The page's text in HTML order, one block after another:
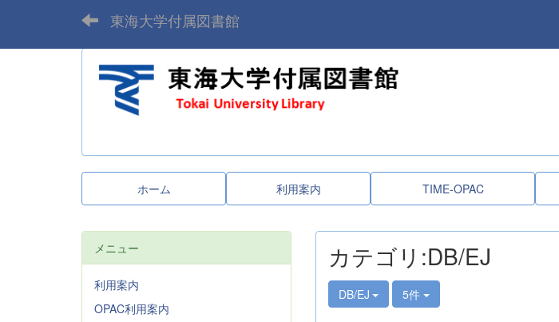
東海大学付属図書館
ホーム 利用案内 TIME-OPAC
カテゴリ:DB/EJ
DB/EJ 5件
メニュー
利用案内
OPAC利用案内